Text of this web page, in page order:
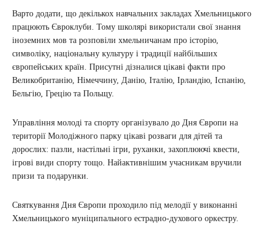
Варто додати, що декількох навчальних закладах Хмельницького
працюють Євроклуби. Тому школярі використали свої знання
іноземних мов та розповіли хмельничанам про історію,
символіку, національну культуру і традиції найбільших
європейських країн. Присутні дізналися цікаві факти про
Великобританію, Німеччину, Данію, Італію, Ірландію, Іспанію,
Бельгію, Грецію та Польщу.
Управління молоді та спорту організувало до Дня Європи на
території Молодіжного парку цікаві розваги для дітей та
дорослих: пазли, настільні ігри, руханки, захоплюючі квести,
ігрові види спорту тощо. Найактивнішим учасникам вручили
призи та подарунки.
Святкування Дня Європи проходило під мелодії у виконанні
Хмельницького муніципального естрадно-духового оркестру.